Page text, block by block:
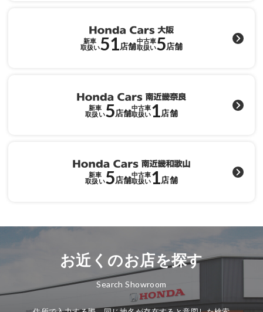
各店舗へのお問い合わせ
新車
取扱い51店舗
中古車
取扱い5店舗
新車
取扱い5店舗
中古車
取扱い1店舗
新車
取扱い5店舗
中古車
取扱い1店舗
お近くのお店を探す
Search Showroom